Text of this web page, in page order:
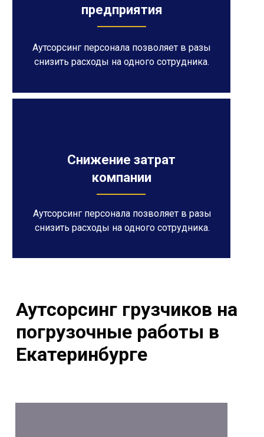
Снижение затрат
компании
Аутсорсинг персонала позволяет в разы
снизить расходы на одного сотрудника.
предприятия
Аутсорсинг персонала позволяет в разы
снизить расходы на одного сотрудника.
Аутсорсинг грузчиков на
погрузочные работы в
Екатеринбурге